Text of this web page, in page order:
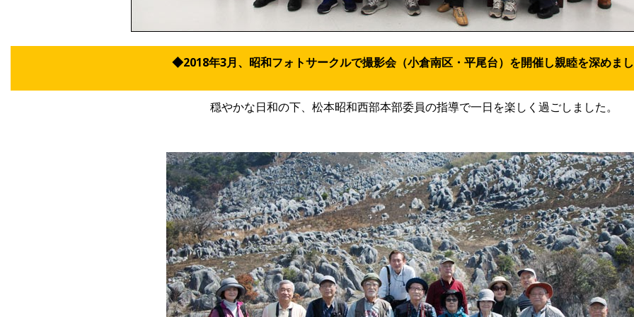
◆2018年3月、昭和フォトサークルで撮影会（小倉南区・平尾台）を開催し親睦を深めま
穏やかな日和の下、松本昭和西部本部委員の指導で一日を楽しく過ごしました。